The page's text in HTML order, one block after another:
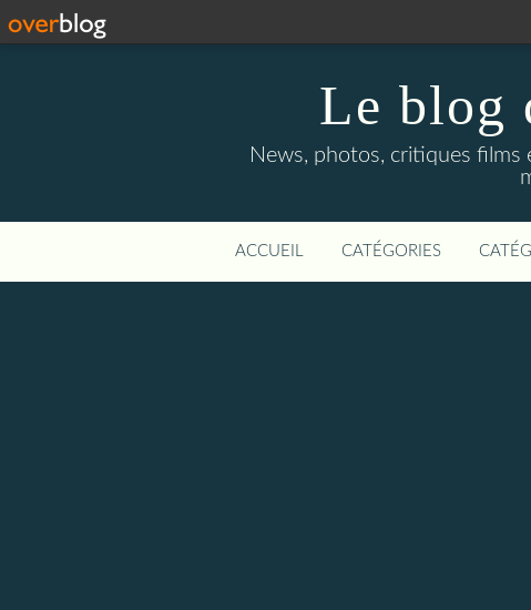
Le blog
News, photos, critiques films
ACCUEIL CATÉGORIES